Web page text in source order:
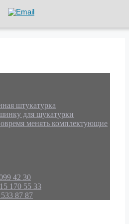
штукатурка
для шукатурки
менять комплектующие
42 30
170 55 33
87 87